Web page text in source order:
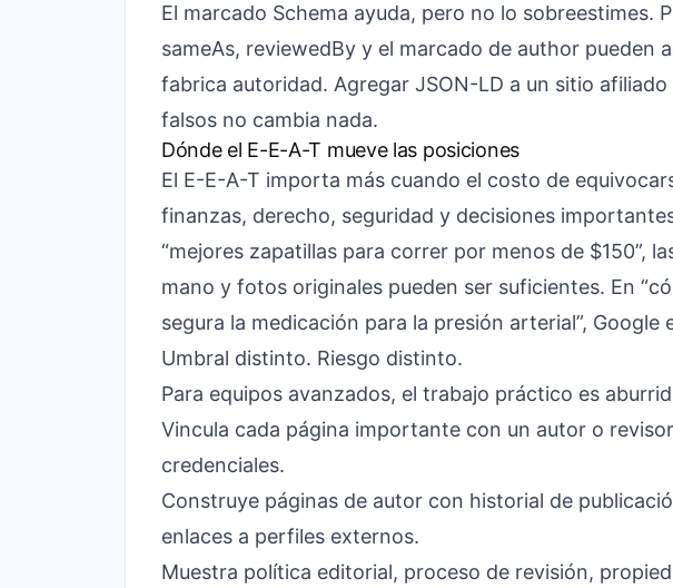
El marcado Schema ayuda, pero no lo sobreestimes.
sameAs, reviewedBy y el marcado de author pueden
fabrica autoridad. Agregar JSON-LD a un sitio
falsos no cambia nada.
Dónde el E-E-A-T mueve las posiciones
El E-E-A-T importa más cuando el costo de
finanzas, derecho, seguridad y decisiones
“mejores zapatillas para correr por menos de $150”,
mano y fotos originales pueden ser suficientes. En
segura la medicación para la presión arterial”, Google
Umbral distinto. Riesgo distinto.
Para equipos avanzados, el trabajo práctico es
Vincula cada página importante con un autor o
credenciales.
Construye páginas de autor con historial de
enlaces a perfiles externos.
Muestra política editorial, proceso de revisión,